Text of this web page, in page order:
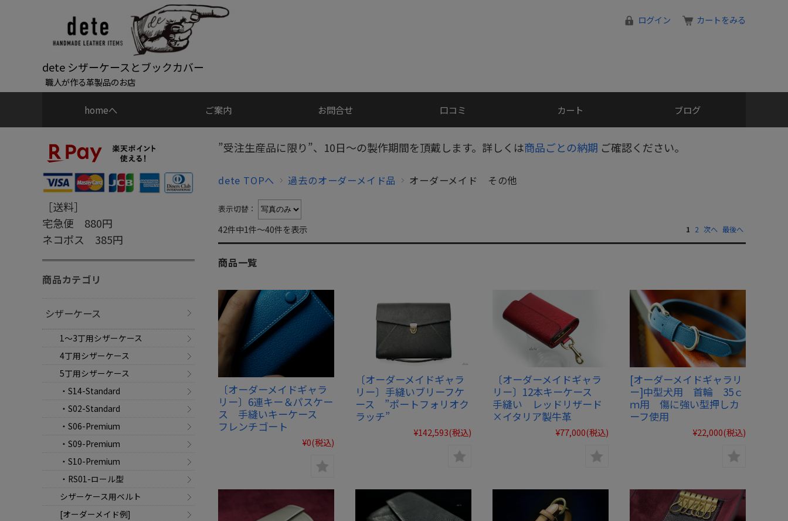
dete シザーケースとブックカバー
職人が作る革製品のお店
ログイン カートをみる
homeへ ご案内 お問合せ 口コミ カート ブログ
”受注生産品に限り”、10日～の製作期間を頂戴します。詳しくは商品ごとの納期 ご確認ください。
dete TOPへ 過去のオーダーメイド品 オーダーメイド その他
表示切替：
42件中1件～40件を表示 1 2 次へ 最後へ
商品一覧
〔オーダーメイドギャラ
リー〕6連キー＆パスケー
ス 手縫いキーケース
フレンチゴート
¥0(税込)
〔オーダーメイドギャラ
リー〕手縫いブリーフケ
ース ”ポートフォリオク
ラッチ”
¥142,593(税込)
〔オーダーメイドギャラ
リー〕12本キーケース
手縫い レッドリザード
×イタリア製牛革
¥77,000(税込)
[オーダーメイドギャラリ
ー]中型犬用 首輪 35ｃ
ｍ用 傷に強い型押しカ
ーフ使用
¥22,000(税込)
［送料］
宅急便 880円
ネコポス 385円
商品カテゴリ
シザーケース
1～3丁用シザーケース
4丁用シザーケース
5丁用シザーケース
・S14-Standard
・S02-Standard
・S06-Premium
・S09-Premium
・S10-Premium
・RS01-ロール型
シザーケース用ベルト
[オーダーメイド例]